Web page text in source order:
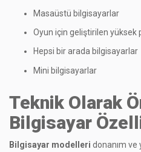
Masaüstü bilgisayarlar
Oyun için geliştirilen yüksek
Hepsi bir arada bilgisayarlar
Mini bilgisayarlar
Teknik Olarak
Bilgisayar
Bilgisayar modelleri donanım ve